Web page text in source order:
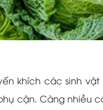
khích các sinh
cận. Càng nhiều